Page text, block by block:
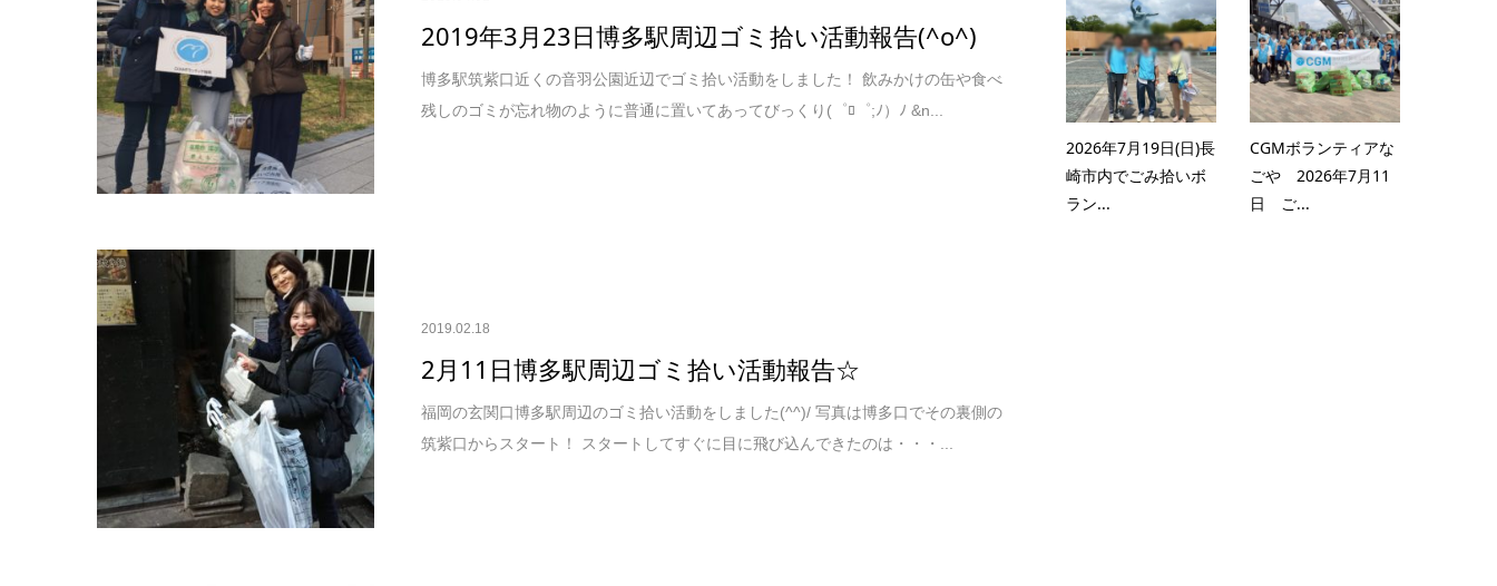
2019年3月23日博多駅周辺ゴミ拾い活動報告(^o^)
博多駅筑紫口近くの音羽公園近辺でゴミ拾い活動をしました！ 飲みかけの缶や食べ
残しのゴミが忘れ物のように普通に置いてあってびっくり(゜ﾛ゜;ﾉ）ﾉ &n...
2019.02.18
2月11日博多駅周辺ゴミ拾い活動報告☆
福岡の玄関口博多駅周辺のゴミ拾い活動をしました(^^)/ 写真は博多口でその裏側の
筑紫口からスタート！ スタートしてすぐに目に飛び込んできたのは・・・...
2026年7月19日(日)長
崎市内でごみ拾いボ
ラン...
CGMボランティアな
ごや 2026年7月11
日 ご...